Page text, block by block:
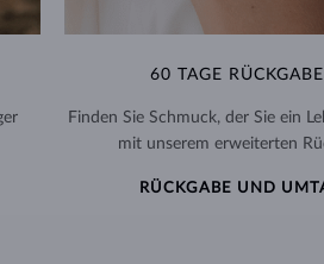
60 TAGE
Finden Sie Schmuck, der Sie ein
mit unserem erweiterten
RÜCKGABE UND